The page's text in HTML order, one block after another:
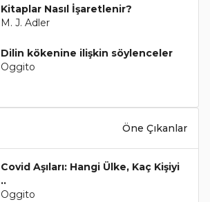
Kitaplar Nasıl İşaretlenir?
M. J. Adler
Dilin kökenine ilişkin söylenceler
Oggito
Öne Çıkanlar
Covid Aşıları: Hangi Ülke, Kaç Kişiyi
..
Oggito